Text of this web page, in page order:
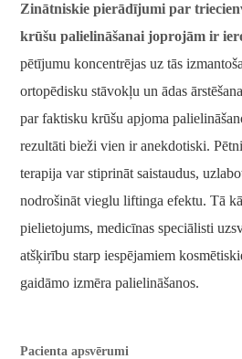
Zinātniskie pierādījumi par
krūšu palielināšanai joprojām ir
pētījumu koncentrējas uz tās
ortopēdisku stāvokļu un ādas
par faktisku krūšu apjoma
rezultāti bieži vien ir anekdotiski.
terapija var stiprināt saistaudus,
nodrošināt vieglu liftinga efektu. Tā
pielietojums, medicīnas speciālisti
atšķirību starp iespējamiem
gaidāmo izmēra palielināšanos.
Pacienta apsvērumi